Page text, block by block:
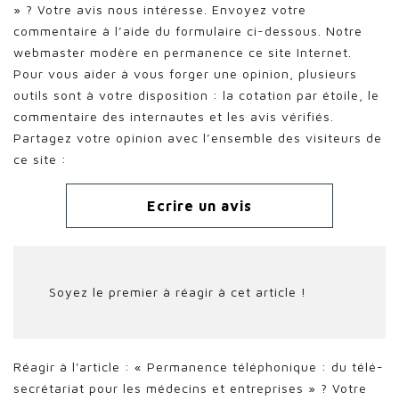
» ? Votre avis nous intéresse. Envoyez votre
commentaire à l’aide du formulaire ci-dessous. Notre
webmaster modère en permanence ce site Internet.
Pour vous aider à vous forger une opinion, plusieurs
outils sont à votre disposition : la cotation par étoile, le
commentaire des internautes et les avis vérifiés.
Partagez votre opinion avec l’ensemble des visiteurs de
ce site :
Ecrire un avis
Soyez le premier à réagir à cet article !
Réagir à l'article : « Permanence téléphonique : du télé-
secrétariat pour les médecins et entreprises » ? Votre